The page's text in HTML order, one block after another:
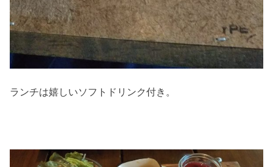
ランチは嬉しいソフトドリンク付き。